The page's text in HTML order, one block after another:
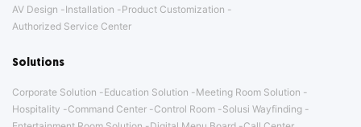
AV Design Installation
Product Customization
Authorized Service Center
Solutions
Corporate Solution Education Solution
Meeting Room Solution
Hospitality
Command Center Control Room
Solusi Wayfinding